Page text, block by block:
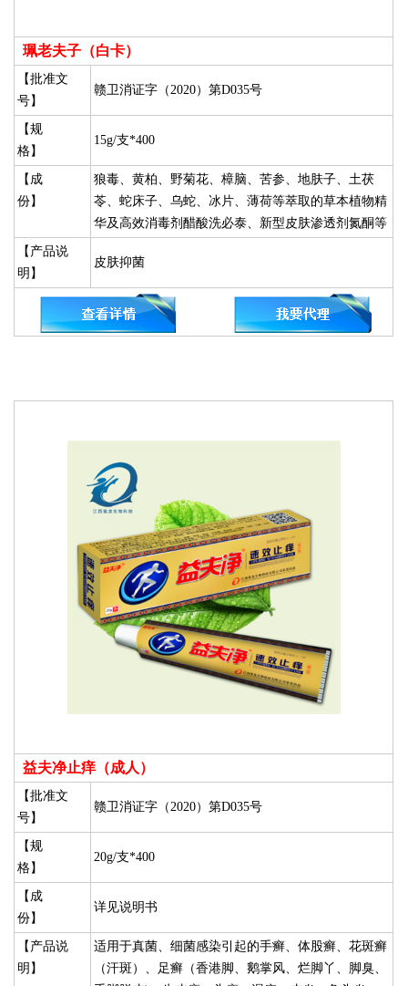
珮老夫子（白卡）
【批准文
号】
赣卫消证字（2020）第D035号
【规
格】
15g/支*400
【成
份】
狼毒、黄柏、野菊花、樟脑、苦参、地肤子、土茯
苓、蛇床子、乌蛇、冰片、薄荷等萃取的草本植物精
华及高效消毒剂醋酸洗必泰、新型皮肤渗透剂氮酮等
【产品说
明】
皮肤抑菌
益夫净止痒（成人）
【批准文
号】
赣卫消证字（2020）第D035号
【规
格】
20g/支*400
【成
份】
详见说明书
【产品说
明】
适用于真菌、细菌感染引起的手癣、体股癣、花斑癣
（汗斑）、足癣（香港脚、鹅掌风、烂脚丫、脚臭、